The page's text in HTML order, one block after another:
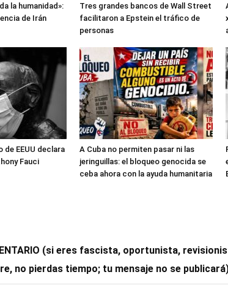
la humanidad»:
de Irán
Tres grandes bancos de Wall Street
facilitaron a Epstein el tráfico de
personas
de EEUU declara
Fauci
A Cuba no permiten pasar ni las
jeringuillas: el bloqueo genocida se
ceba ahora con la ayuda humanitaria
(si eres fascista, oportunista,
no pierdas tiempo; tu mensaje no se